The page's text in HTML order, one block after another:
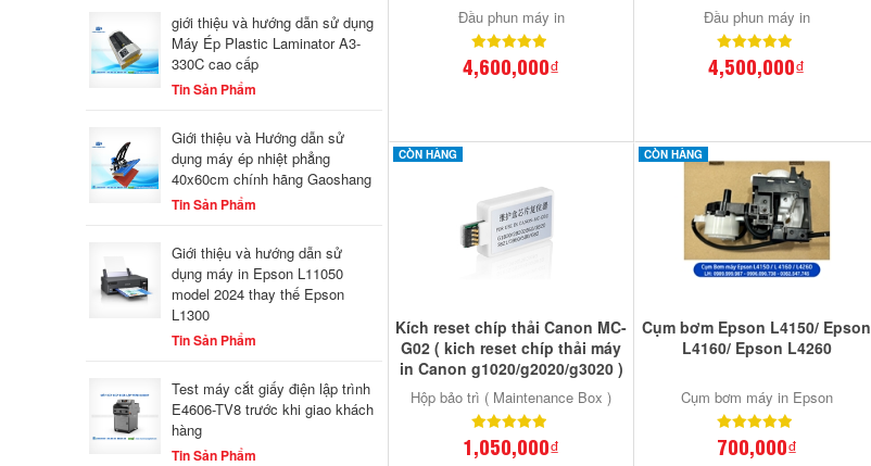
Đầu phun máy in
4,600,000₫
Đầu phun máy in
4,500,000₫
CÒN HÀNG
Kích reset chíp thải Canon MC-
G02 ( kich reset chíp thải máy
in Canon g1020/g2020/g3020 )
Hộp bảo trì ( Maintenance Box )
1,050,000₫
CÒN HÀNG
Cụm bơm Epson L4150/ Epson
L4160/ Epson L4260
Cụm bơm máy in Epson
700,000₫
giới thiệu và hướng dẫn sử dụng
Máy Ép Plastic Laminator A3-
330C cao cấp
Tin Sản Phẩm
Giới thiệu và Hướng dẫn sử
dụng máy ép nhiệt phẳng
40x60cm chính hãng Gaoshang
Tin Sản Phẩm
Giới thiệu và hướng dẫn sử
dụng máy in Epson L11050
model 2024 thay thế Epson
L1300
Tin Sản Phẩm
Test máy cắt giấy điện lập trình
E4606-TV8 trước khi giao khách
hàng
Tin Sản Phẩm